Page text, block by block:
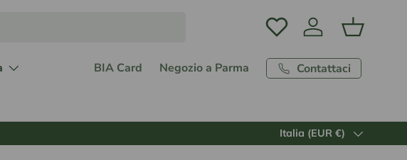
Accedi Carrello
BIA Card Negozio a Parma Contattaci
Paese/Regione
Italia (EUR €)